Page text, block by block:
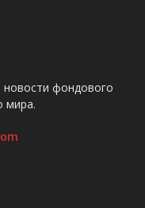
новости фондового
мира.